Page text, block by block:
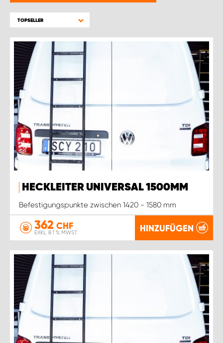
TOPSELLER
HECKLEITER UNIVERSAL 1500MM
Befestigungspunkte zwischen 1420 - 1580 mm
362 CHF
EXKL. 8.1 % MWST. HINZUFÜGEN